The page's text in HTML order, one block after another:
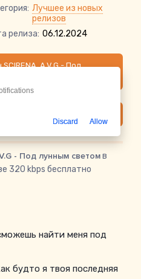
Лучшее из новых
релизов
релиза: 06.12.2024
A.V.G - Под
- Под лунным светомв
320 kbps бесплатно
найти меня под
будто я твоя последняя
Discard Allow